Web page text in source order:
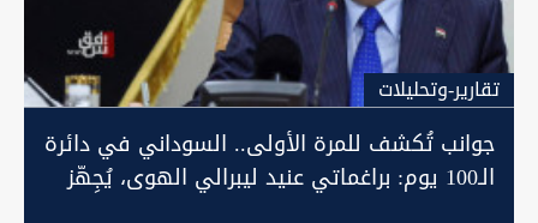
تقارير-وتحليلات
جوانب تُكشف للمرة الأولى.. السوداني في دائرة
الـ100 يوم: براغماتي عنيد ليبرالي الهوى، يُجِهّز